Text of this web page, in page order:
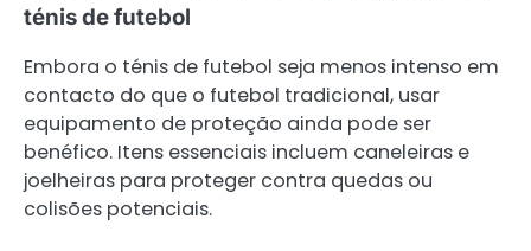
ténis de futebol
Embora o ténis de futebol seja menos intenso em
contacto do que o futebol tradicional, usar
equipamento de proteção ainda pode ser
benéfico. Itens essenciais incluem caneleiras e
joelheiras para proteger contra quedas ou
colisões potenciais.